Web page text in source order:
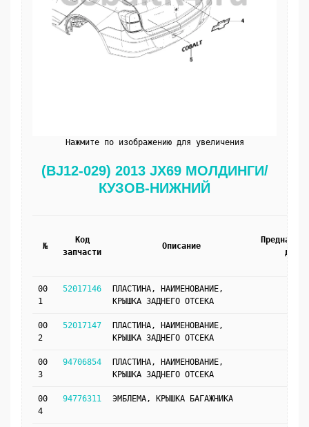
Нажмите по изображению для увеличения
(BJ12-029) 2013 JX69 МОЛДИНГИ/
КУЗОВ-НИЖНИЙ
№
Код
запчасти
Описание
для
00
1
52017146
ПЛАСТИНА, НАИМЕНОВАНИЕ,
КРЫШКА ЗАДНЕГО ОТСЕКА
00
2
52017147
ПЛАСТИНА, НАИМЕНОВАНИЕ,
КРЫШКА ЗАДНЕГО ОТСЕКА
00
3
94706854
ПЛАСТИНА, НАИМЕНОВАНИЕ,
КРЫШКА ЗАДНЕГО ОТСЕКА
00
4
94776311 ЭМБЛЕМА, КРЫШКА БАГАЖНИКА